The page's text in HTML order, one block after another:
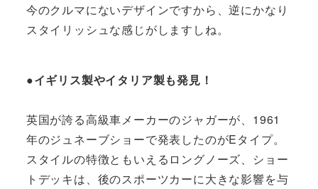
今のクルマにないデザインですから、逆にかなり
スタイリッシュな感じがしますしね。
●イギリス製やイタリア製も発見！
英国が誇る高級車メーカーのジャガーが、1961
年のジュネーブショーで発表したのがEタイプ。
スタイルの特徴ともいえるロングノーズ、ショー
トデッキは、後のスポーツカーに大きな影響を与